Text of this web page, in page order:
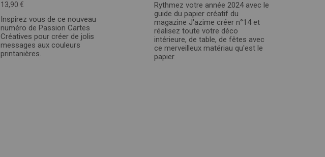
13,90 €
Inspirez vous de ce nouveau
numéro de Passion Cartes
Créatives pour créer de jolis
messages aux couleurs
printanières.
Rythmez votre année 2024 avec le
guide du papier créatif du
magazine J'azime créer n°14 et
réalisez toute votre déco
intérieure, de table, de fêtes avec
ce merveilleux matériau qu'est le
papier.